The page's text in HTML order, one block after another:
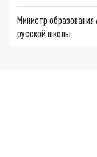
Министр
русской школы